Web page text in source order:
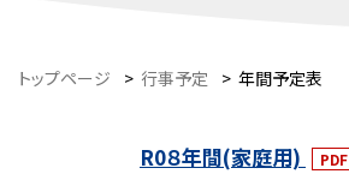
トップページ > 行事予定 > 年間予定表
R0８年間(家庭用)
PDF